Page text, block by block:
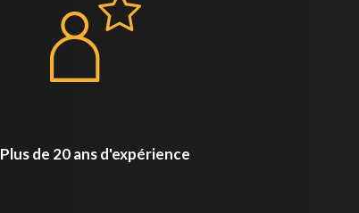
Plus de 20 ans d'expérience